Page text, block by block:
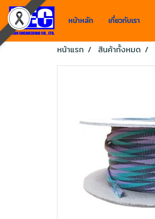
หน้าหลัก เกี่ยวกับเรา
หน้าแรก สินค้าทั้งหมด